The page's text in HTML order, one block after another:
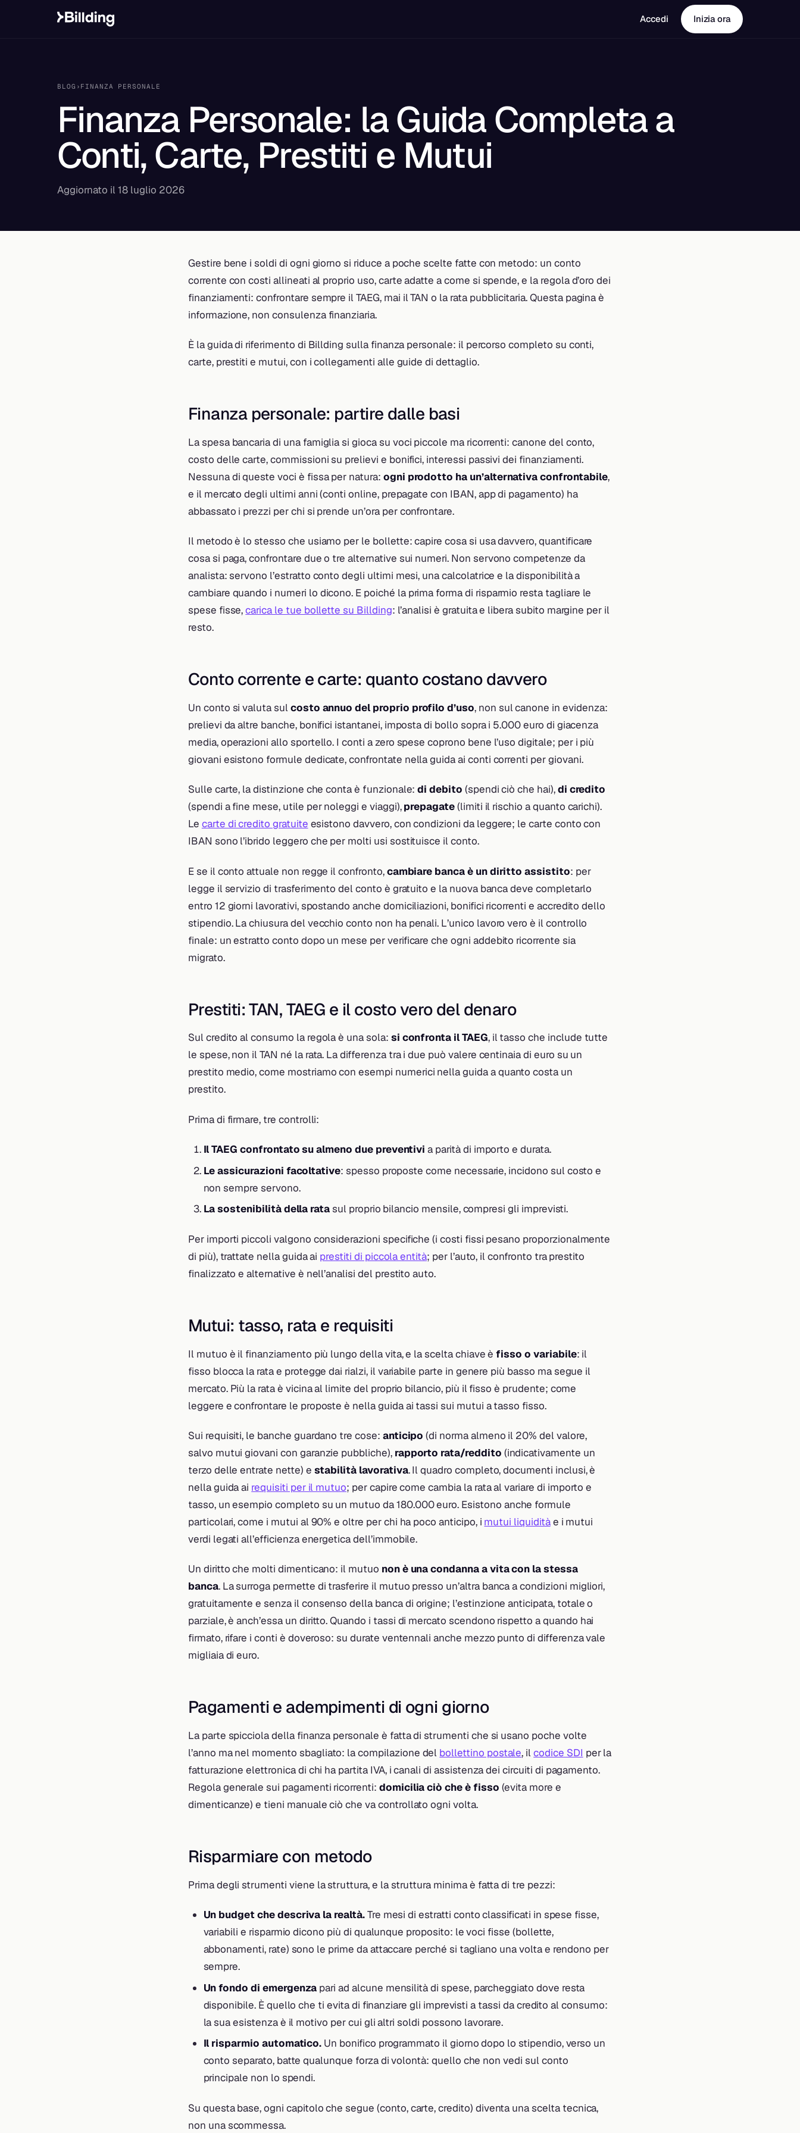
Accedi Inizia ora
BLOG › FINANZA PERSONALE
Finanza Personale: la Guida Completa a
Conti, Carte, Prestiti e Mutui
Aggiornato il 18 luglio 2026
Gestire bene i soldi di ogni giorno si riduce a poche scelte fatte con metodo: un conto
corrente con costi allineati al proprio uso, carte adatte a come si spende, e la regola d’oro dei
finanziamenti: confrontare sempre il TAEG, mai il TAN o la rata pubblicitaria. Questa pagina è
informazione, non consulenza finanziaria.
È la guida di riferimento di Billding sulla finanza personale: il percorso completo su conti,
carte, prestiti e mutui, con i collegamenti alle guide di dettaglio.
Finanza personale: partire dalle basi
La spesa bancaria di una famiglia si gioca su voci piccole ma ricorrenti: canone del conto,
costo delle carte, commissioni su prelievi e bonifici, interessi passivi dei finanziamenti.
Nessuna di queste voci è fissa per natura: ogni prodotto ha un’alternativa confrontabile,
e il mercato degli ultimi anni (conti online, prepagate con IBAN, app di pagamento) ha
abbassato i prezzi per chi si prende un’ora per confrontare.
Il metodo è lo stesso che usiamo per le bollette: capire cosa si usa davvero, quantificare
cosa si paga, confrontare due o tre alternative sui numeri. Non servono competenze da
analista: servono l’estratto conto degli ultimi mesi, una calcolatrice e la disponibilità a
cambiare quando i numeri lo dicono. E poiché la prima forma di risparmio resta tagliare le
spese fisse,carica le tue bollette su Billding: l’analisi è gratuita e libera subito margine per il
resto.
Conto corrente e carte: quanto costano davvero
Un conto si valuta sulcosto annuo del proprio profilo d’uso, non sul canone in evidenza:
prelievi da altre banche, bonifici istantanei, imposta di bollo sopra i 5.000 euro di giacenza
media, operazioni allo sportello. I conti a zero spese coprono bene l’uso digitale; per i più
giovani esistono formule dedicate, confrontate nella guida ai conti correnti per giovani.
Sulle carte, la distinzione che conta è funzionale:di debito (spendi ciò che hai),di credito
(spendi a fine mese, utile per noleggi e viaggi),prepagate(limiti il rischio a quanto carichi).
Le carte di credito gratuite esistono davvero, con condizioni da leggere; le carte conto con
IBAN sono l’ibrido leggero che per molti usi sostituisce il conto.
E se il conto attuale non regge il confronto,cambiare banca è un diritto assistito: per
legge il servizio di trasferimento del conto è gratuito e la nuova banca deve completarlo
entro 12 giorni lavorativi, spostando anche domiciliazioni, bonifici ricorrenti e accredito dello
stipendio. La chiusura del vecchio conto non ha penali. L’unico lavoro vero è il controllo
finale: un estratto conto dopo un mese per verificare che ogni addebito ricorrente sia
migrato.
Prestiti: TAN, TAEG e il costo vero del denaro
Sul credito al consumo la regola è una sola: si confronta il TAEG, il tasso che include tutte
le spese, non il TAN né la rata. La differenza tra i due può valere centinaia di euro su un
prestito medio, come mostriamo con esempi numerici nella guida a quanto costa un
prestito.
Prima di firmare, tre controlli:
Il TAEG confrontato su almeno due preventivi a parità di importo e durata.
Le assicurazioni facoltative: spesso proposte come necessarie, incidono sul costo e
non sempre servono.
La sostenibilità della ratasul proprio bilancio mensile, compresi gli imprevisti.
Per importi piccoli valgono considerazioni specifiche (i costi fissi pesano proporzionalmente
di più), trattate nella guida ai prestiti di piccola entità; per l’auto, il confronto tra prestito
finalizzato e alternative è nell’analisi del prestito auto.
Mutui: tasso, rata e requisiti
Il mutuo è il finanziamento più lungo della vita, e la scelta chiave èfisso o variabile: il
fisso blocca la rata e protegge dai rialzi, il variabile parte in genere più basso ma segue il
mercato. Più la rata è vicina al limite del proprio bilancio, più il fisso è prudente; come
leggere e confrontare le proposte è nella guida ai tassi sui mutui a tasso fisso.
Sui requisiti, le banche guardano tre cose: anticipo (di norma almeno il 20% del valore,
salvo mutui giovani con garanzie pubbliche), rapporto rata/reddito (indicativamente un
terzo delle entrate nette) e stabilità lavorativa. Il quadro completo, documenti inclusi, è
nella guida ai requisiti per il mutuo; per capire come cambia la rata al variare di importo e
tasso, un esempio completo su un mutuo da 180.000 euro. Esistono anche formule
particolari, come i mutui al 90% e oltre per chi ha poco anticipo, i mutui liquiditàe i mutui
verdi legati all’efficienza energetica dell’immobile.
Un diritto che molti dimenticano: il mutuo non è una condanna a vita con la stessa
banca. La surroga permette di trasferire il mutuo presso un’altra banca a condizioni migliori,
gratuitamente e senza il consenso della banca di origine; l’estinzione anticipata, totale o
parziale, è anch’essa un diritto. Quando i tassi di mercato scendono rispetto a quando hai
firmato, rifare i conti è doveroso: su durate ventennali anche mezzo punto di differenza vale
migliaia di euro.
Pagamenti e adempimenti di ogni giorno
La parte spicciola della finanza personale è fatta di strumenti che si usano poche volte
l’anno ma nel momento sbagliato: la compilazione del bollettino postale, ilcodice SDI per la
fatturazione elettronica di chi ha partita IVA, i canali di assistenza dei circuiti di pagamento.
Regola generale sui pagamenti ricorrenti: domicilia ciò che è fisso (evita more e
dimenticanze) e tieni manuale ciò che va controllato ogni volta.
Risparmiare con metodo
Prima degli strumenti viene la struttura, e la struttura minima è fatta di tre pezzi:
Un budget che descriva la realtà.Tre mesi di estratti conto classificati in spese fisse,
variabili e risparmio dicono più di qualunque proposito: le voci fisse (bollette,
abbonamenti, rate) sono le prime da attaccare perché si tagliano una volta e rendono per
sempre.
Un fondo di emergenza pari ad alcune mensilità di spese, parcheggiato dove resta
disponibile. È quello che ti evita di finanziare gli imprevisti a tassi da credito al consumo:
la sua esistenza è il motivo per cui gli altri soldi possono lavorare.
Il risparmio automatico. Un bonifico programmato il giorno dopo lo stipendio, verso un
conto separato, batte qualunque forza di volontà: quello che non vedi sul conto
principale non lo spendi.
Su questa base, ogni capitolo che segue (conto, carte, credito) diventa una scelta tecnica,
non una scommessa.